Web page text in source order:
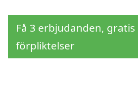
Få 3 erbjudanden,
förpliktelser